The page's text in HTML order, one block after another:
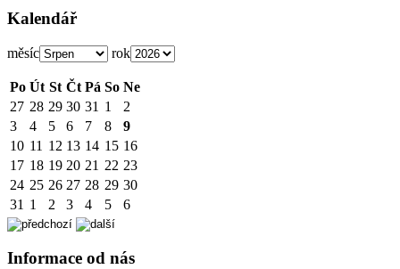
Kalendář
měsíc rok
Po Út St Čt Pá So Ne
27 28 29 30 31 1
2
3
4 5 6 7 8
9
10 11 12 13 14 15 16
17 18 19 20 21 22 23
24 25 26 27 28 29 30
31 1 2 3 4 5 6
Informace od nás